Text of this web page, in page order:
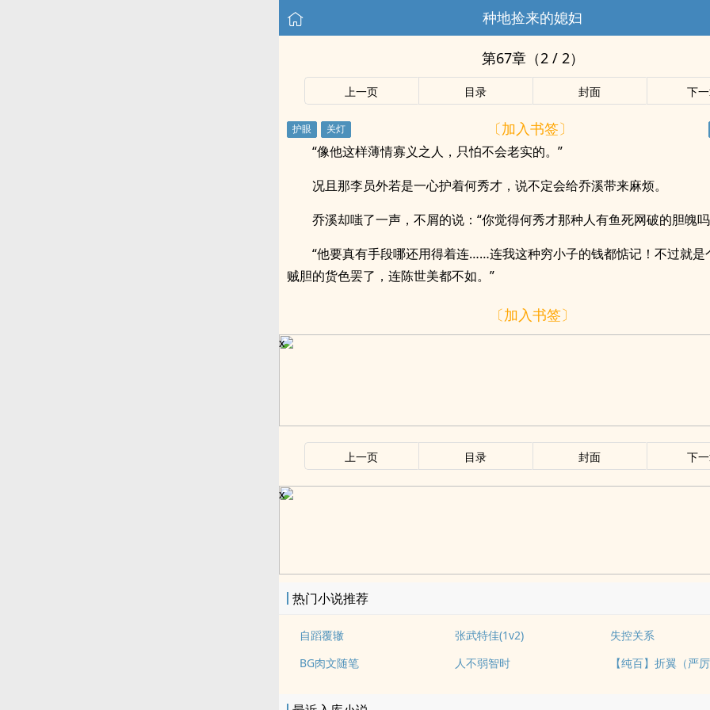
种地捡来的媳妇
第67章（2 / 2）
上一页 目录 封面 下
〔加入书签〕
“像他这样薄情寡义之人，只怕不会老实的。”
况且那李员外若是一心护着何秀才，说不定会给乔溪带来麻烦。
乔溪却嗤了一声，不屑的说：“你觉得何秀才那种人有鱼死网破的胆魄
“他要真有手段哪还用得着连……连我这种穷小子的钱都惦记！不过就是
贼胆的货色罢了，连陈世美都不如。”
〔加入书签〕
x
上一页 目录 封面 下
x
热门小说推荐
自蹈覆辙 张武特佳(1v2)
失控关系
BG肉文随笔
人不弱智时